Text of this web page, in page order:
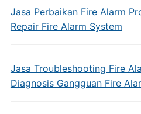
Jasa Perbaikan Fire Alarm
Repair Fire Alarm System
Jasa Troubleshooting Fire
Diagnosis Gangguan Fire